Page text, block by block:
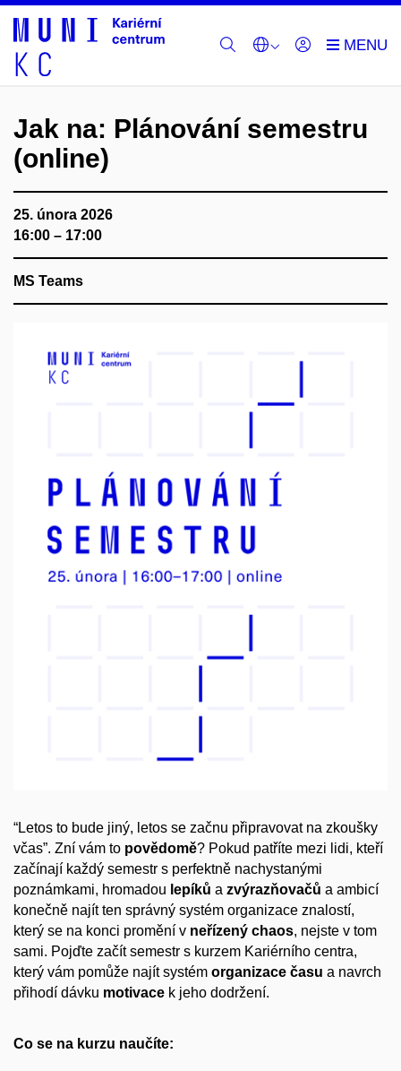
Jak na: Plánování semestru
(online)
25. února 2026
16:00 – 17:00
MS Teams
“Letos to bude jiný, letos se začnu připravovat na zkoušky
včas”. Zní vám to povědomě? Pokud patříte mezi lidi, kteří
začínají každý semestr s perfektně nachystanými
poznámkami, hromadou lepíků a zvýrazňovačů a ambicí
konečně najít ten správný systém organizace znalostí,
který se na konci promění v neřízený chaos, nejste v tom
sami. Pojďte začít semestr s kurzem Kariérního centra,
který vám pomůže najít systém organizace času a navrch
přihodí dávku motivace k jeho dodržení.
Co se na kurzu naučíte: